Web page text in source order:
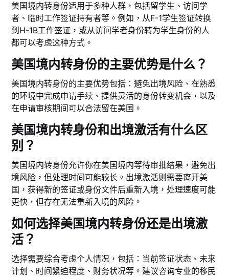
美国境内转身份适用于多种人群，包括留学生、访问学
者、临时工作签证持有者等。例如，从F-1学生签证转换
到H-1B工作签证，或从访问学者身份转为学生身份的人
都可以考虑这种方式。
美国境内转身份的主要优势是什么？
美国境内转身份的主要优势包括：避免出境风险、在熟悉
的环境中完成申请手续、提供灵活的身份转变机会，以及
在申请审核期间可以合法留在美国。
美国境内转身份和出境激活有什么区
别？
美国境内转身份允许你在美国境内等待审批结果，避免出
境风险，但处理时间可能较长。出境激活则需要离开美
国，获得新的签证或身份文件后重新入境，处理速度可能
更快，但存在无法重新入境的风险。
如何选择美国境内转身份还是出境激
活？
选择需要综合考虑个人情况，包括：当前签证状态、未来
计划、时间紧迫程度、财务状况等。建议咨询专业的移民